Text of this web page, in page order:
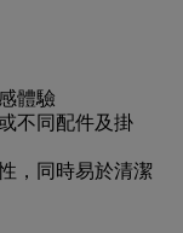
體驗
不同配件及掛
，同時易於清潔